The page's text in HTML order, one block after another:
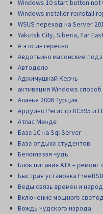
Windows 10 start button not
Windows installer reinstall
WSUS переход на Server
Yakutsk City, Siberia, Far
А это интересно
Авдотьино масонские
Автодело
Аджимушкай Керчь
активация Windows
Аланья 2006 Турция
Ардуино Регистр НС595 и
Атлас Менде
База 1С на Sql Server
База отдыха студентов
Белоглазая чудь
Блок питания АТХ – ремонт
Быстрая установка FreeBSD
Веды связь времен и
Включение мощного
Вождь чудского народа